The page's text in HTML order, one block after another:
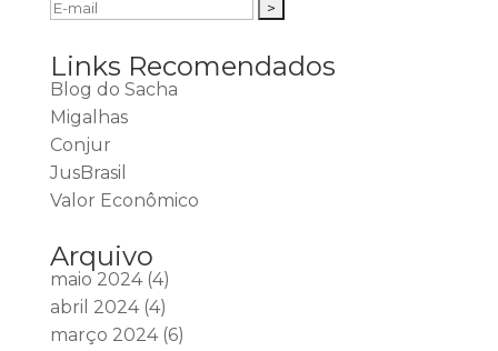
Links Recomendados
Blog do Sacha
Migalhas
Conjur
JusBrasil
Valor Econômico
Arquivo
maio 2024(4)
abril 2024(4)
março 2024(6)